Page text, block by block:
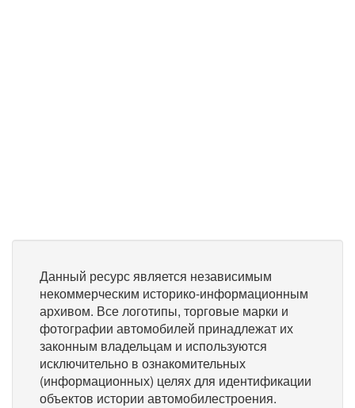
Данный ресурс является независимым
некоммерческим историко-информационным
архивом. Все логотипы, торговые марки и
фотографии автомобилей принадлежат их
законным владельцам и используются
исключительно в ознакомительных
(информационных) целях для идентификации
объектов истории автомобилестроения.